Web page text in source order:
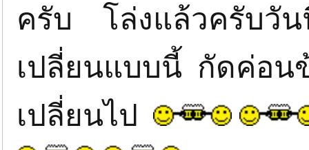
ครับ โล่งแล้วครับวั
เปลี่ยนแบบนี้ กัดค่อน
เปลี่ยนไป